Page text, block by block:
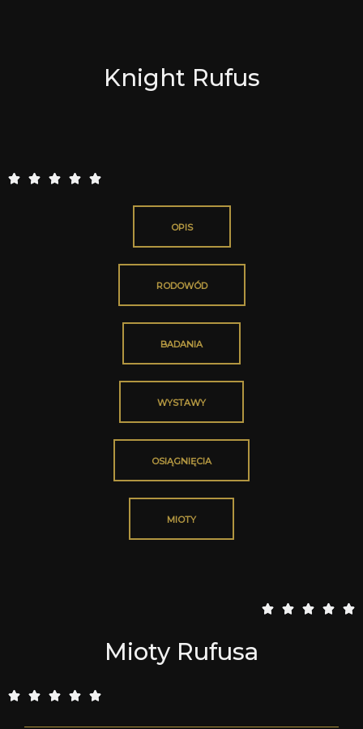
Knight Rufus
    5
OPIS
RODOWÓD
BADANIA
WYSTAWY
OSIĄGNIĘCIA
MIOTY
    5
Mioty Rufusa
    5